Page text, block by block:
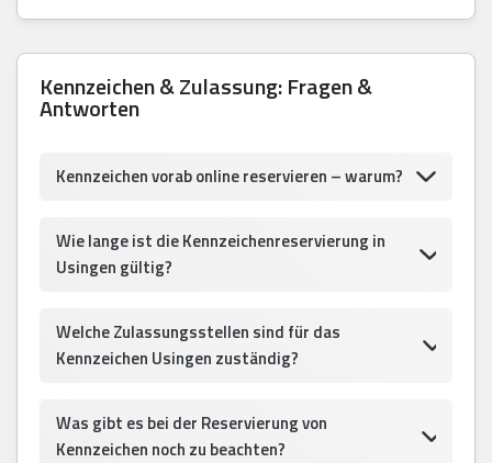
Kennzeichen & Zulassung: Fragen &
Antworten
Kennzeichen vorab online reservieren – warum?
Wie lange ist die Kennzeichenreservierung in
Usingen gültig?
Welche Zulassungsstellen sind für das
Kennzeichen Usingen zuständig?
Was gibt es bei der Reservierung von
Kennzeichen noch zu beachten?